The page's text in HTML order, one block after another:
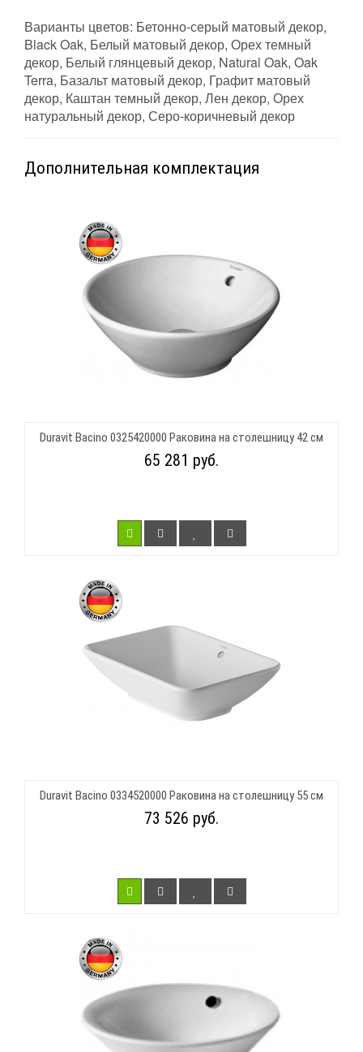
Варианты цветов: Бетонно-серый матовый декор,
Black Oak, Белый матовый декор, Орех темный
декор, Белый глянцевый декор, Natural Oak, Oak
Terra, Базальт матовый декор, Графит матовый
декор, Каштан темный декор, Лен декор, Орех
натуральный декор, Серо-коричневый декор
Дополнительная комплектация
Duravit Bacino 0325420000 Раковина на столешницу 42 см
65 281 руб.
Duravit Bacino 0334520000 Раковина на столешницу 55 см
73 526 руб.